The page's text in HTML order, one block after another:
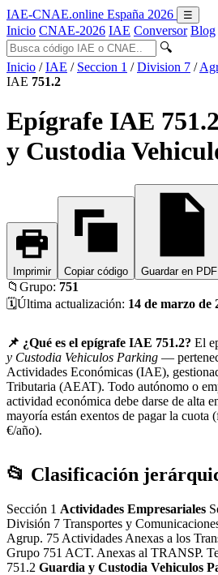
IAE-CNAE.online España 2026 ☰
Inicio CNAE-2026 IAE Conversor Blog
🔍
Inicio / IAE / Seccion 1 / Division 7 /
IAE 751.2
Epígrafe IAE
y Custodia
Imprimir Copiar código Guardar en PDF
📁 Grupo: 751
🗓️Última actualización: 14 de marzo de
📌 ¿Qué es el epígrafe IAE 751.2? El
y Custodia Vehiculos Parking —
Actividades Económicas (IAE),
Tributaria (AEAT). Todo autónomo o
actividad económica debe darse de alta
mayoría están exentos de pagar la cuota
€/año).
📂 Clasificación
Sección 1 Actividades Empresariales
División 7 Transportes y
Agrup. 75 Actividades Anexas a los
Grupo 751 ACT. Anexas al TRANSP.
751.2 Guardia y Custodia Vehiculos